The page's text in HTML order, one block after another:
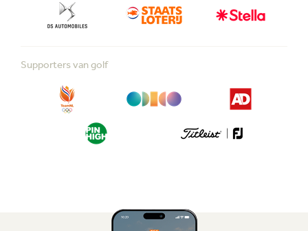
Supporters van golf